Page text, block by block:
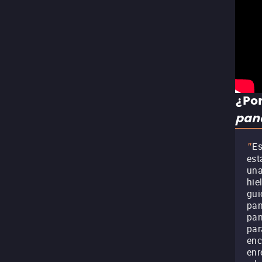
"